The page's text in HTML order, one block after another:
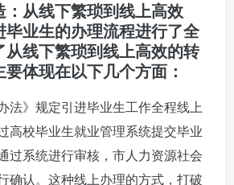
：从线下繁琐到线上高效
毕业生的办理流程进行了全
从线下繁琐到线上高效的转
体现在以下几个方面：
法》规定引进毕业生工作全程线上
高校毕业生就业管理系统提交毕业
过系统进行审核，市人力资源社会
确认。这种线上办理的方式，打破